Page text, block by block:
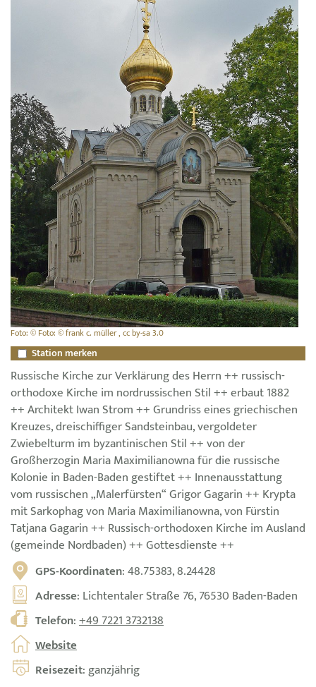
Foto: © Foto: © frank c. müller , cc by-sa 3.0
Station merken
Russische Kirche zur Verklärung des Herrn ++ russisch-
orthodoxe Kirche im nordrussischen Stil ++ erbaut 1882
++ Architekt Iwan Strom ++ Grundriss eines griechischen
Kreuzes, dreischiffiger Sandsteinbau, vergoldeter
Zwiebelturm im byzantinischen Stil ++ von der
Großherzogin Maria Maximilianowna für die russische
Kolonie in Baden-Baden gestiftet ++ Innenausstattung
vom russischen „Malerfürsten“ Grigor Gagarin ++ Krypta
mit Sarkophag von Maria Maximilianowna, von Fürstin
Tatjana Gagarin ++ Russisch-orthodoxen Kirche im Ausland
(gemeinde Nordbaden) ++ Gottesdienste ++
GPS-Koordinaten: 48.75383, 8.24428
Adresse: Lichtentaler Straße 76, 76530 Baden-Baden
Telefon:+49 7221 3732138
Website
Reisezeit: ganzjährig